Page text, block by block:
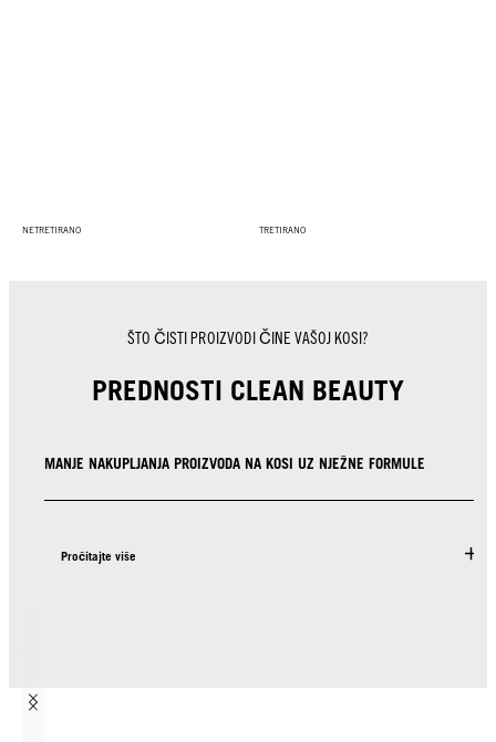
NETRETIRANO TRETIRANO
ŠTO ČISTI PROIZVODI ČINE VAŠOJ KOSI?
PREDNOSTI CLEAN BEAUTY
MANJE NAKUPLJANJA PROIZVODA NA KOSI UZ NJEŽNE FORMULE
Pročitajte više